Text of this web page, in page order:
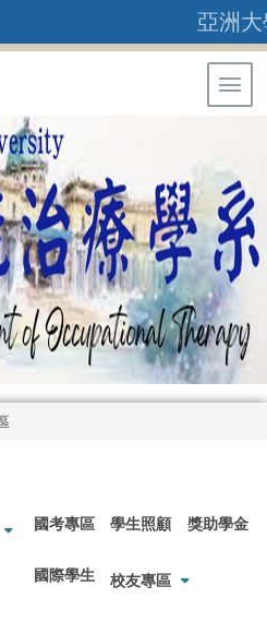
亞洲
國考專區 學生照顧 獎助學金
國際學生 校友專區